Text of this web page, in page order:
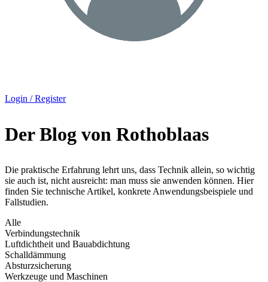
Login / Register
Der Blog von Rothoblaas
Die praktische Erfahrung lehrt uns, dass Technik allein, so wichtig
sie auch ist, nicht ausreicht: man muss sie anwenden können. Hier
finden Sie technische Artikel, konkrete Anwendungsbeispiele und
Fallstudien.
Alle
Verbindungstechnik
Luftdichtheit und Bauabdichtung
Schalldämmung
Absturzsicherung
Werkzeuge und Maschinen